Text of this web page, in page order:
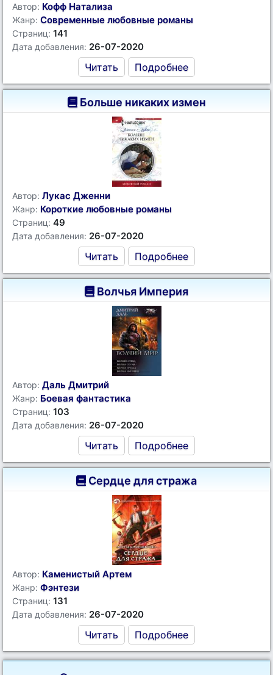
Автор: Кофф Натализа
Жанр: Современные любовные романы
Страниц: 141
Дата добавления: 26-07-2020
Читать Подробнее
Больше никаких измен
Автор: Лукас Дженни
Жанр: Короткие любовные романы
Страниц: 49
Дата добавления: 26-07-2020
Читать Подробнее
Волчья Империя
Автор: Даль Дмитрий
Жанр: Боевая фантастика
Страниц: 103
Дата добавления: 26-07-2020
Читать Подробнее
Сердце для стража
Автор: Каменистый Артем
Жанр: Фэнтези
Страниц: 131
Дата добавления: 26-07-2020
Читать Подробнее